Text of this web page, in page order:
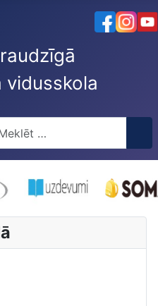
vidusskola
2 or more characters for